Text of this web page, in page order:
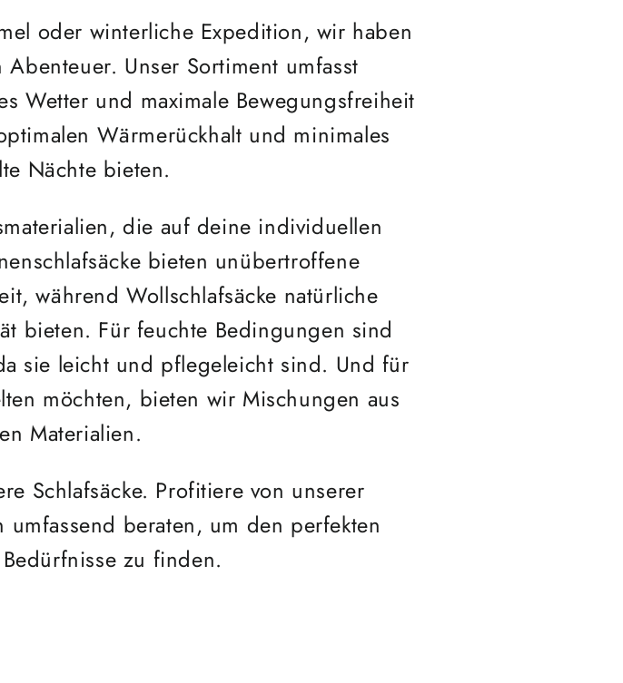
oder winterliche Expedition, wir haben
Unser Sortiment umfasst
Wetter und maximale Bewegungsfreiheit
Wärmerückhalt und minimales
Nächte bieten.
die auf deine individuellen
bieten unübertroffene
während Wollschlafsäcke natürliche
bieten. Für feuchte Bedingungen sind
sie leicht und pflegeleicht sind. Und für
möchten, bieten wir Mischungen aus
Materialien.
Schlafsäcke. Profitiere von unserer
beraten, um den perfekten
zu finden.